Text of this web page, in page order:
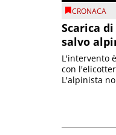
CRONACA
Scarica
salvo
L'intervento
con
L'alpinista